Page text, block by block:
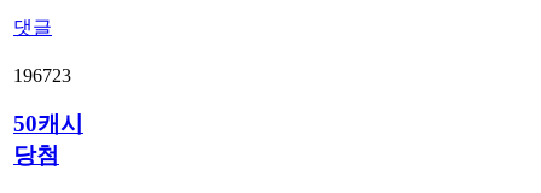
댓글
196723
50캐시
당첨